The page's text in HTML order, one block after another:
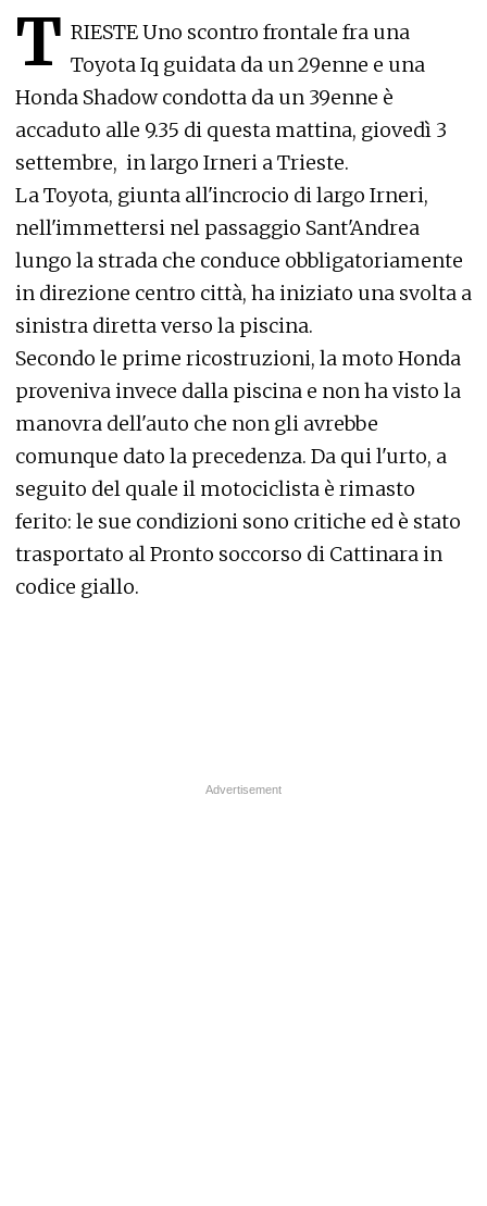
T RIESTE Uno scontro frontale fra una
Toyota Iq guidata da un 29enne e una
Honda Shadow condotta da un 39enne è
accaduto alle 9.35 di questa mattina, giovedì 3
settembre, in largo Irneri a Trieste.
La Toyota, giunta all'incrocio di largo Irneri,
nell'immettersi nel passaggio Sant'Andrea
lungo la strada che conduce obbligatoriamente
in direzione centro città, ha iniziato una svolta a
sinistra diretta verso la piscina.
Secondo le prime ricostruzioni, la moto Honda
proveniva invece dalla piscina e non ha visto la
manovra dell'auto che non gli avrebbe
comunque dato la precedenza. Da qui l'urto, a
seguito del quale il motociclista è rimasto
ferito: le sue condizioni sono critiche ed è stato
trasportato al Pronto soccorso di Cattinara in
codice giallo.